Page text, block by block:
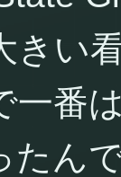
きい
一番
たん